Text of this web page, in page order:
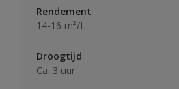
Rendement
14-16 m²/L
Droogtijd
Ca. 3 uur